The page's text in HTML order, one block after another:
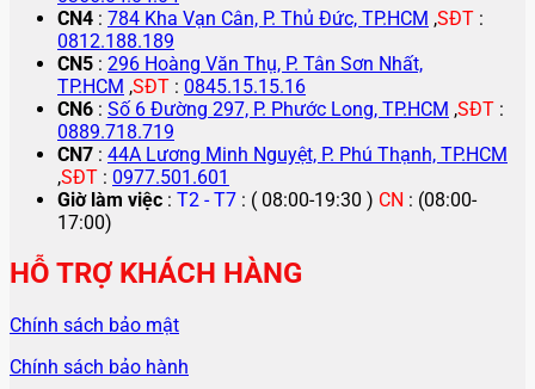
CN4 : 784 Kha Vạn Cân, P. Thủ Đức, TP.HCM ,SĐT :
0812.188.189
CN5 : 296 Hoàng Văn Thụ, P. Tân Sơn Nhất,
TP.HCM ,SĐT : 0845.15.15.16
CN6 : Số 6 Đường 297, P. Phước Long, TP.HCM ,SĐT :
0889.718.719
CN7 : 44A Lương Minh Nguyệt, P. Phú Thạnh, TP.HCM
,SĐT : 0977.501.601
Giờ làm việc : T2 - T7 : ( 08:00-19:30 ) CN : (08:00-
17:00)
HỖ TRỢ KHÁCH HÀNG
Chính sách bảo mật
Chính sách bảo hành